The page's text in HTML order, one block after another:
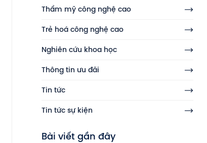
Thẩm mỹ công nghệ cao
Trẻ hoá công nghệ cao
Nghiên cứu khoa học
Thông tin ưu đãi
Tin tức
Tin tức sự kiện
Bài viết gần đây